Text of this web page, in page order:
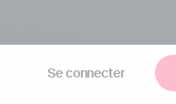
Se connecter